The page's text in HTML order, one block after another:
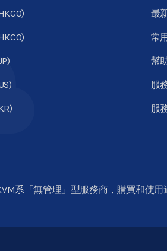
最
常
幫
服
服
系「無管理」型服務商，購買和使